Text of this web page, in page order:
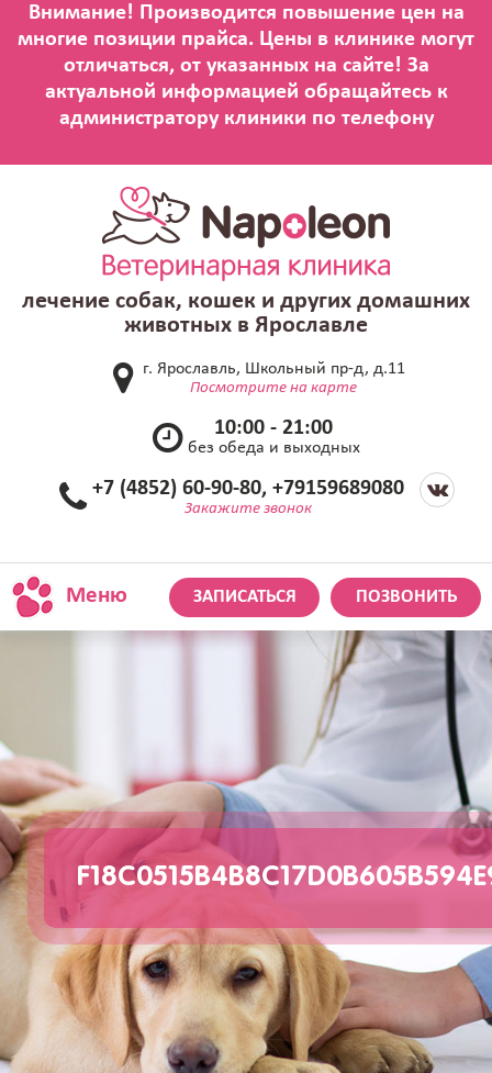
лечение собак, кошек и других домашних
животных в Ярославле
г. Ярославль, Школьный пр-д, д.11
Посмотрите на карте
10:00 - 21:00
без обеда и выходных
+7 (4852) 60-90-80, +79159689080
Закажите звонок
Меню ЗАПИСАТЬСЯ ПОЗВОНИТЬ